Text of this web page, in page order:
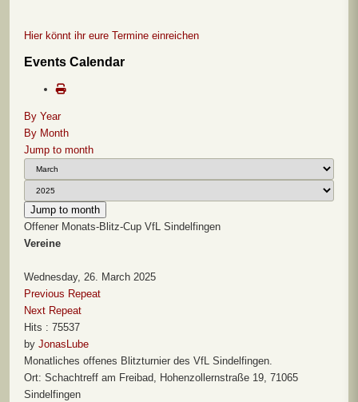
Hier könnt ihr eure Termine einreichen
Events Calendar
By Year
By Month
Jump to month
Jump to month
Offener Monats-Blitz-Cup VfL Sindelfingen
Vereine
Wednesday, 26. March 2025
Previous Repeat
Next Repeat
Hits : 75537
by JonasLube
Monatliches offenes Blitzturnier des VfL Sindelfingen.
Ort: Schachtreff am Freibad, Hohenzollernstraße 19, 71065
Sindelfingen